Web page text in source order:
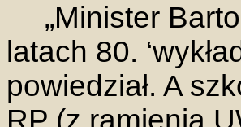
„Minister
latach 80.
powiedział. A
RP (z ramienia